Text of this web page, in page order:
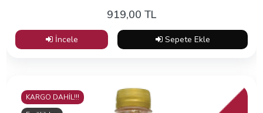
919,00 TL
İncele Sepete Ekle
KARGO DAHİL!!!